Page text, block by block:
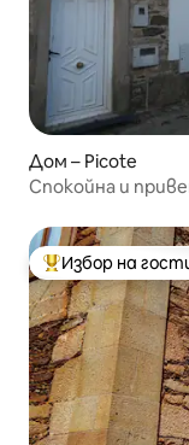
Дом – Picote
Спокойна и
Най-популярен
Избор на